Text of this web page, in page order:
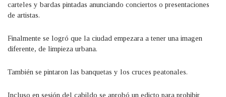
carteles y bardas pintadas anunciando conciertos o presentaciones
de artistas.
Finalmente se logró que la ciudad empezara a tener una imagen
diferente, de limpieza urbana.
También se pintaron las banquetas y los cruces peatonales.
Incluso en sesión del cabildo se aprobó un edicto para prohibir